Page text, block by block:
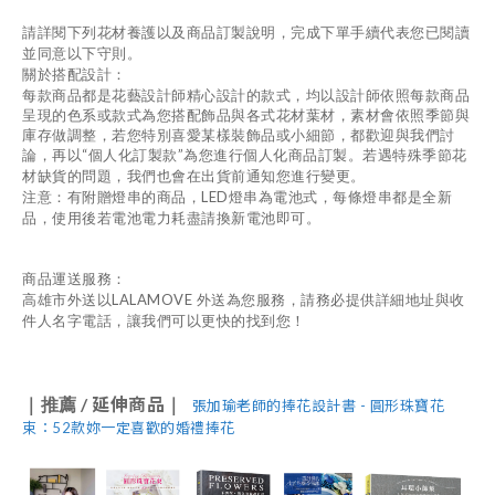
請詳閱下列花材養護以及商品訂製說明，完成下單手續代表您已閱讀
並同意以下守則。
關於搭配設計：
每款商品都是花藝設計師精心設計的款式，均以設計師依照每款商品
呈現的色系或款式為您搭配飾品與各式花材葉材，素材會依照季節與
庫存做調整，若您特別喜愛某樣裝飾品或小細節，都歡迎與我們討
論，再以“個人化訂製款”為您進行個人化商品訂製。若遇特殊季節花
材缺貨的問題，我們也會在出貨前通知您進行變更。
注意：有附贈燈串的商品， LED燈串為電池式，每條燈串都是全新
品，使用後若電池電力耗盡請換新電池即可。
商品運送服務：
高雄市外送以LALAMOVE 外送為您服務，請務必提供詳細地址與收
件人名字電話，讓我們可以更快的找到您！
｜推薦 / 延伸商品
張加瑜老師的捧花設計書 - 圓形珠寶花
束：52款妳一定喜歡的婚禮捧花